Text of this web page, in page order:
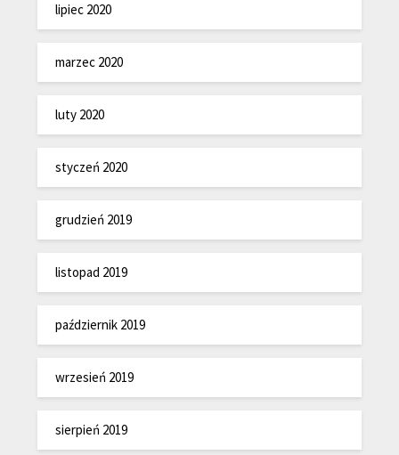
lipiec 2020
marzec 2020
luty 2020
styczeń 2020
grudzień 2019
listopad 2019
październik 2019
wrzesień 2019
sierpień 2019